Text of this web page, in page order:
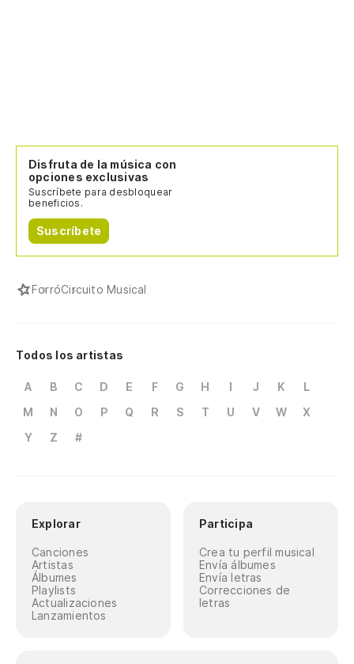
Disfruta de la música con
opciones exclusivas
Suscríbete para desbloquear
beneficios.
Suscríbete
ForróCircuito Musical
Todos los artistas
A B C D E F G H I J K
L
M
N O P Q R S T U V W
X
Y
Z #
Explorar
Canciones
Artistas
Álbumes
Playlists
Actualizaciones
Lanzamientos
Participa
Crea tu perfil musical
Envía álbumes
Envía letras
Correcciones de
letras